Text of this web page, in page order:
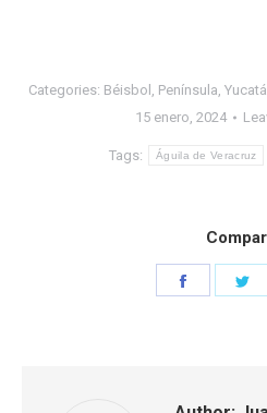
Categories: Béisbol , Península,
15 enero, 2024
Tags: Águila de Veracruz